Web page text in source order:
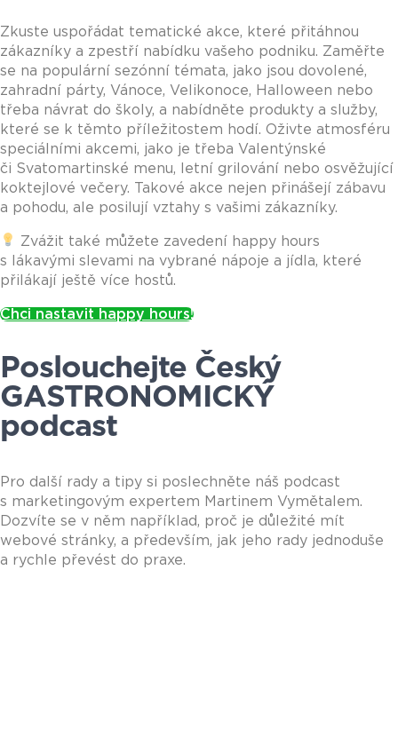
Zkuste uspořádat tematické akce, které přitáhnou
zákazníky a zpestří nabídku vašeho podniku. Zaměřte
se na populární sezónní témata, jako jsou dovolené,
zahradní párty, Vánoce, Velikonoce, Halloween nebo
třeba návrat do školy, a nabídněte produkty a služby,
které se k těmto příležitostem hodí. Oživte atmosféru
speciálními akcemi, jako je třeba Valentýnské
či Svatomartinské menu, letní grilování nebo osvěžující
koktejlové večery. Takové akce nejen přinášejí zábavu
a pohodu, ale posilují vztahy s vašimi zákazníky.
Zvážit také můžete zavedení happy hours
s lákavými slevami na vybrané nápoje a jídla, které
přilákají ještě více hostů.
Chci nastavit happy hours!
Poslouchejte Český
GASTRONOMICKÝ
podcast
Pro další rady a tipy si poslechněte náš podcast
s marketingovým expertem Martinem Vymětalem.
Dozvíte se v něm například, proč je důležité mít
webové stránky, a především, jak jeho rady jednoduše
a rychle převést do praxe.